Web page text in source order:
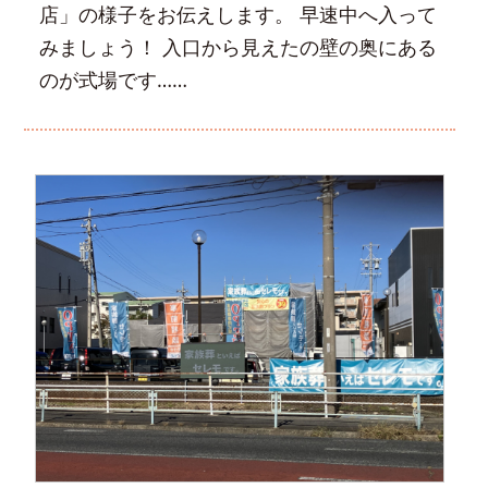
店」の様子をお伝えします。 早速中へ入って
みましょう！ 入口から見えたの壁の奥にある
のが式場です……